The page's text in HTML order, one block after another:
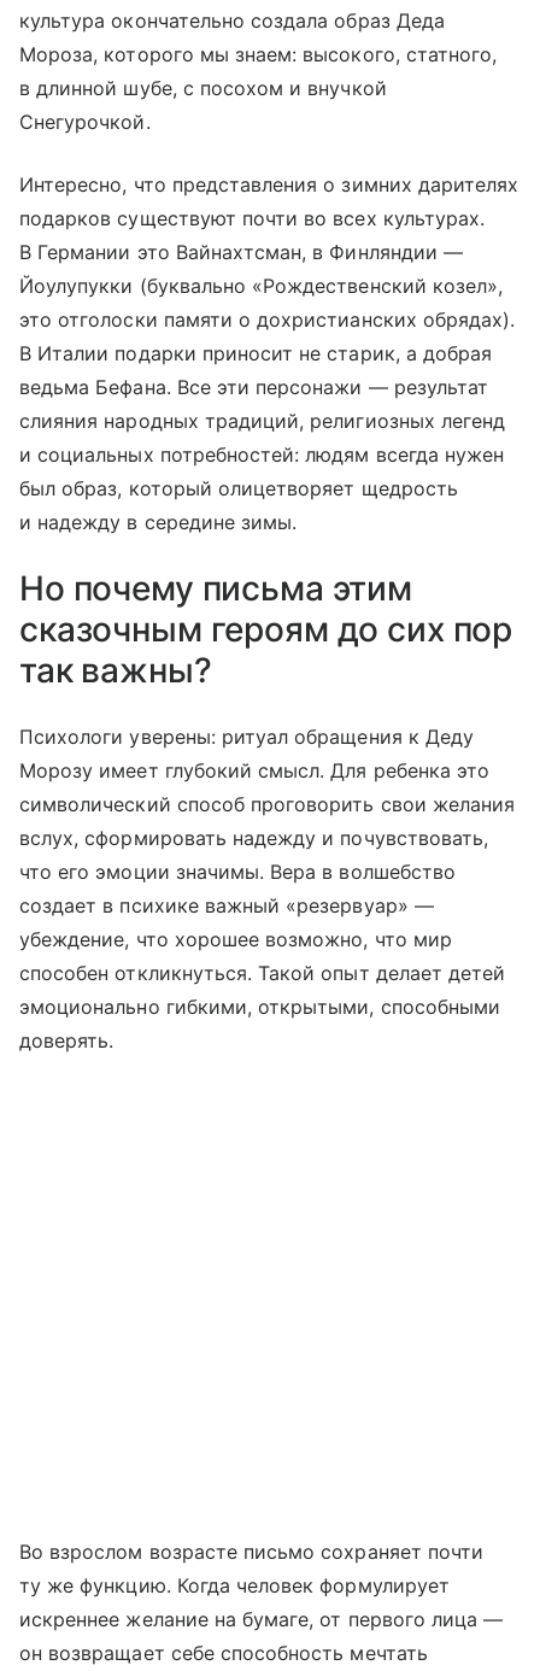
культура окончательно создала образ Деда
Мороза, которого мы знаем: высокого, статного,
в длинной шубе, с посохом и внучкой
Снегурочкой.
Интересно, что представления о зимних дарителях
подарков существуют почти во всех культурах.
В Германии это Вайнахтсман, в Финляндии —
Йоулупукки (буквально «Рождественский козел»,
это отголоски памяти о дохристианских обрядах).
В Италии подарки приносит не старик, а добрая
ведьма Бефана. Все эти персонажи — результат
слияния народных традиций, религиозных легенд
и социальных потребностей: людям всегда нужен
был образ, который олицетворяет щедрость
и надежду в середине зимы.
Но почему письма этим
сказочным героям до сих пор
так важны?
Психологи уверены: ритуал обращения к Деду
Морозу имеет глубокий смысл. Для ребенка это
символический способ проговорить свои желания
вслух, сформировать надежду и почувствовать,
что его эмоции значимы. Вера в волшебство
создает в психике важный «резервуар» —
убеждение, что хорошее возможно, что мир
способен откликнуться. Такой опыт делает детей
эмоционально гибкими, открытыми, способными
доверять.
Во взрослом возрасте письмо сохраняет почти
ту же функцию. Когда человек формулирует
искреннее желание на бумаге, от первого лица —
он возвращает себе способность мечтать